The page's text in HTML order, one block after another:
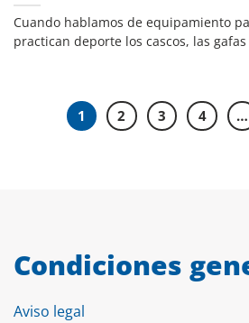
Cuando hablamos de equipamiento
practican deporte los cascos, las
1 2 3 4 …
Condiciones
Aviso legal